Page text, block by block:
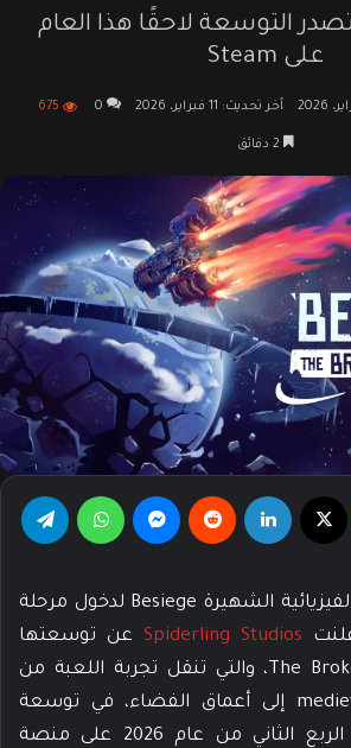
التوسعة لاحقًا هذا العام
على Steam
آخر تحديث: 11 فبراير، 2026 0
675
تستعد لعبة البناء الفيزيائية الشهيرة Besiege لدخول مرحلة
Spiderling Studios عن توسعتها
القادمة The Broken Beyond، والتي تنقل تجربة اللعبة من
ساحات الحصار medieval إلى أعماق الفضاء، في توسعة
مرتقبة تصدر خلال الربع الثاني من عام 2026 على منصة